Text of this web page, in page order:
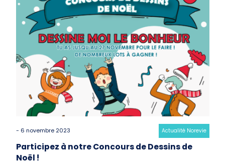
- 6 novembre 2023 Category:
Actualité Norevie
Participez à notre Concours de Dessins de
Noël !